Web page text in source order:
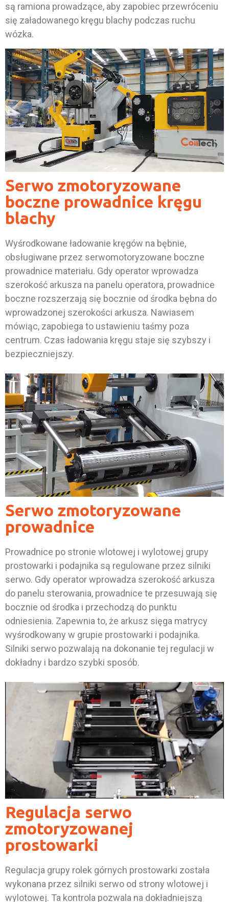
są ramiona prowadzące, aby zapobiec przewróceniu
się załadowanego kręgu blachy podczas ruchu
wózka.
Serwo zmotoryzowane
boczne prowadnice kręgu
blachy
Wyśrodkowane ładowanie kręgów na bębnie,
obsługiwane przez serwomotoryzowane boczne
prowadnice materiału. Gdy operator wprowadza
szerokość arkusza na panelu operatora, prowadnice
boczne rozszerzają się bocznie od środka bębna do
wprowadzonej szerokości arkusza. Nawiasem
mówiąc, zapobiega to ustawieniu taśmy poza
centrum. Czas ładowania kręgu staje się szybszy i
bezpieczniejszy.
Serwo zmotoryzowane
prowadnice
Prowadnice po stronie wlotowej i wylotowej grupy
prostowarki i podajnika są regulowane przez silniki
serwo. Gdy operator wprowadza szerokość arkusza
do panelu sterowania, prowadnice te przesuwają się
bocznie od środka i przechodzą do punktu
odniesienia. Zapewnia to, że arkusz sięga matrycy
wyśrodkowany w grupie prostowarki i podajnika.
Silniki serwo pozwalają na dokonanie tej regulacji w
dokładny i bardzo szybki sposób.
Regulacja serwo
zmotoryzowanej
prostowarki
Regulacja grupy rolek górnych prostowarki została
wykonana przez silniki serwo od strony wlotowej i
wylotowej. Ta kontrola pozwala na dokładniejszą